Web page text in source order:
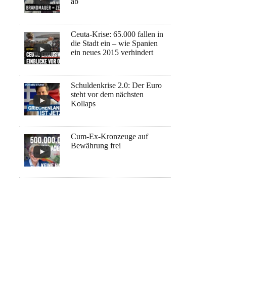
Ceuta-Krise: 65.000 fallen in
die Stadt ein – wie Spanien
ein neues 2015 verhindert
Schuldenkrise 2.0: Der Euro
steht vor dem nächsten
Kollaps
Cum-Ex-Kronzeuge auf
Bewährung frei